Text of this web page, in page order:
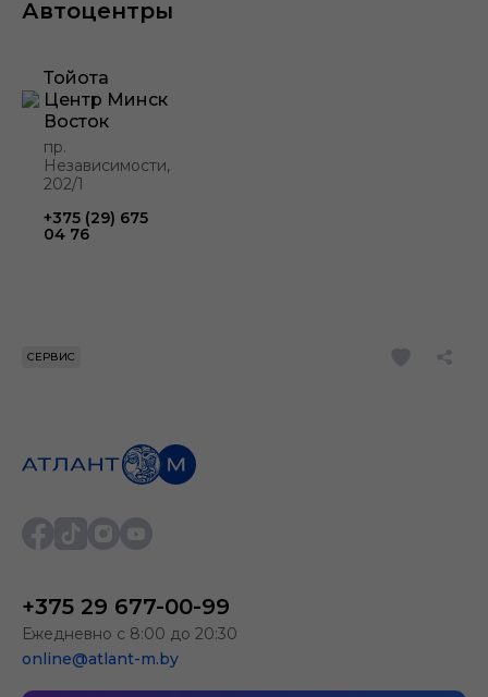
Автоцентры
Тойота
Центр Минск
Восток
пр.
Независимости,
202/1
+375 (29) 675
04 76
СЕРВИС
+375 29 677-00-99
Ежедневно с 8:00 до 20:30
online@atlant-m.by